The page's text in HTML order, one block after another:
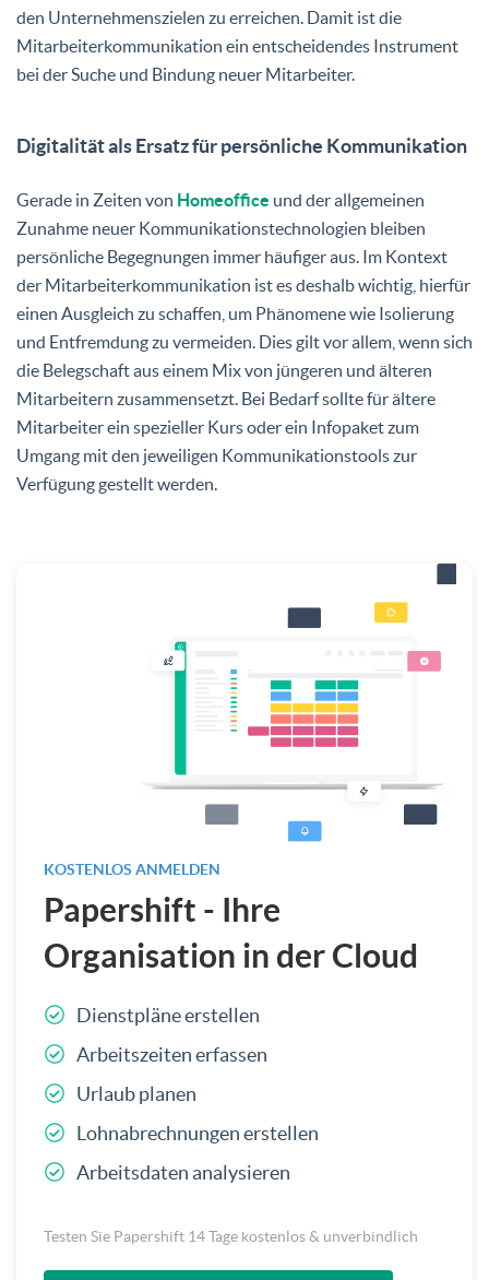
den Unternehmenszielen zu erreichen. Damit ist die
Mitarbeiterkommunikation ein entscheidendes Instrument
bei der Suche und Bindung neuer Mitarbeiter.
Digitalität als Ersatz für persönliche Kommunikation
Gerade in Zeiten von Homeoffice und der allgemeinen
Zunahme neuer Kommunikationstechnologien bleiben
persönliche Begegnungen immer häufiger aus. Im Kontext
der Mitarbeiterkommunikation ist es deshalb wichtig, hierfür
einen Ausgleich zu schaffen, um Phänomene wie Isolierung
und Entfremdung zu vermeiden. Dies gilt vor allem, wenn sich
die Belegschaft aus einem Mix von jüngeren und älteren
Mitarbeitern zusammensetzt. Bei Bedarf sollte für ältere
Mitarbeiter ein spezieller Kurs oder ein Infopaket zum
Umgang mit den jeweiligen Kommunikationstools zur
Verfügung gestellt werden.
KOSTENLOS ANMELDEN
Papershift - Ihre
Organisation in der Cloud
Dienstpläne erstellen
Arbeitszeiten erfassen
Urlaub planen
Lohnabrechnungen erstellen
Arbeitsdaten analysieren
Testen Sie Papershift 14 Tage kostenlos & unverbindlich